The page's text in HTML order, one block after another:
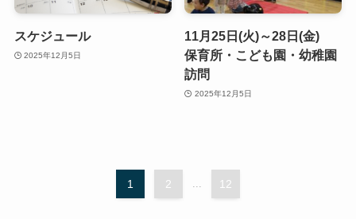
スケジュール
2025年12月5日
11月25日(火)～28日(金)
保育所・こども園・幼稚園
訪問
2025年12月5日
1 2 12